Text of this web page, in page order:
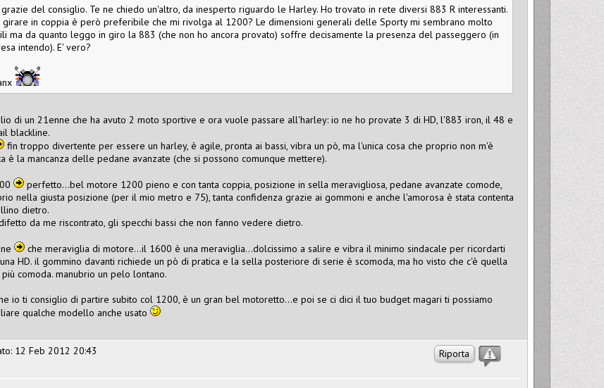
grazie del consiglio. Te ne chiedo un'altro, da inesperto riguardo le Harley. Ho trovato in rete diversi 883 R interessanti.
girare in coppia è però preferibile che mi rivolga al 1200? Le dimensioni generali delle Sporty mi sembrano molto
ma da quanto leggo in giro la 883 (che non ho ancora provato) soffre decisamente la presenza del passeggero (in
intendo). E' vero?
di un 21enne che ha avuto 2 moto sportive e ora vuole passare all'harley: io ne ho provate 3 di HD, l'883 iron, il 48 e
blackline.
fin troppo divertente per essere un harley, è agile, pronta ai bassi, vibra un pò, ma l'unica cosa che proprio non m'è
è la mancanza delle pedane avanzate (che si possono comunque mettere).
perfetto...bel motore 1200 pieno e con tanta coppia, posizione in sella meravigliosa, pedane avanzate comode,
nella giusta posizione (per il mio metro e 75), tanta confidenza grazie ai gommoni e anche l'amorosa è stata contenta
dietro.
da me riscontrato, gli specchi bassi che non fanno vedere dietro.
che meraviglia di motore...il 1600 è una meraviglia...dolcissimo a salire e vibra il minimo sindacale per ricordarti
HD. il gommino davanti richiede un pò di pratica e la sella posteriore di serie è scomoda, ma ho visto che c'è quella
comoda. manubrio un pelo lontano.
io ti consiglio di partire subito col 1200, è un gran bel motoretto...e poi se ci dici il tuo budget magari ti possiamo
qualche modello anche usato
Riporta
12 Feb 2012 20:43